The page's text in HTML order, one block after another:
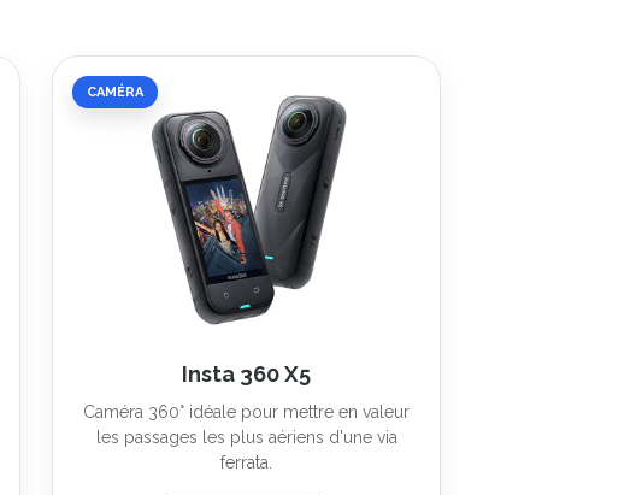
CAMÉRA
Insta 360 X5
Caméra 360° idéale pour mettre en valeur
les passages les plus aériens d'une via
ferrata.